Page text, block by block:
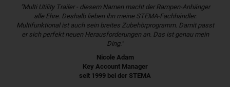
"Multi Utility Trailer - diesem Namen macht der Rampen-Anhänger
alle Ehre. Deshalb lieben ihn meine STEMA-Fachhändler.
Multifunktional ist auch sein breites Zubehörprogramm. Damit passt
er sich perfekt neuen Herausforderungen an. Das ist genau mein
Ding."
Nicole Adam
Key Account Manager
seit 1999 bei der STEMA